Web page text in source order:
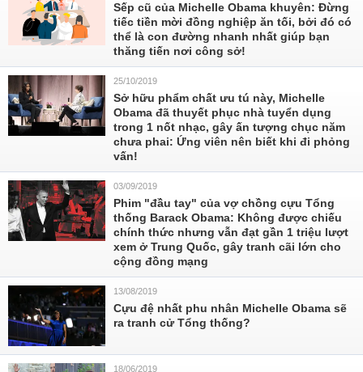
Sếp cũ của Michelle Obama khuyên: Đừng
tiếc tiền mời đồng nghiệp ăn tối, bởi đó có
thể là con đường nhanh nhất giúp bạn
thăng tiến nơi công sở!
25/10/2019
Sở hữu phẩm chất ưu tú này, Michelle
Obama đã thuyết phục nhà tuyển dụng
trong 1 nốt nhạc, gây ấn tượng chục năm
chưa phai: Ứng viên nên biết khi đi phỏng
vấn!
03/09/2019
Phim "đầu tay" của vợ chồng cựu Tổng
thống Barack Obama: Không được chiếu
chính thức nhưng vẫn đạt gần 1 triệu lượt
xem ở Trung Quốc, gây tranh cãi lớn cho
cộng đồng mạng
13/08/2019
Cựu đệ nhất phu nhân Michelle Obama sẽ
ra tranh cử Tổng thống?
18/06/2019